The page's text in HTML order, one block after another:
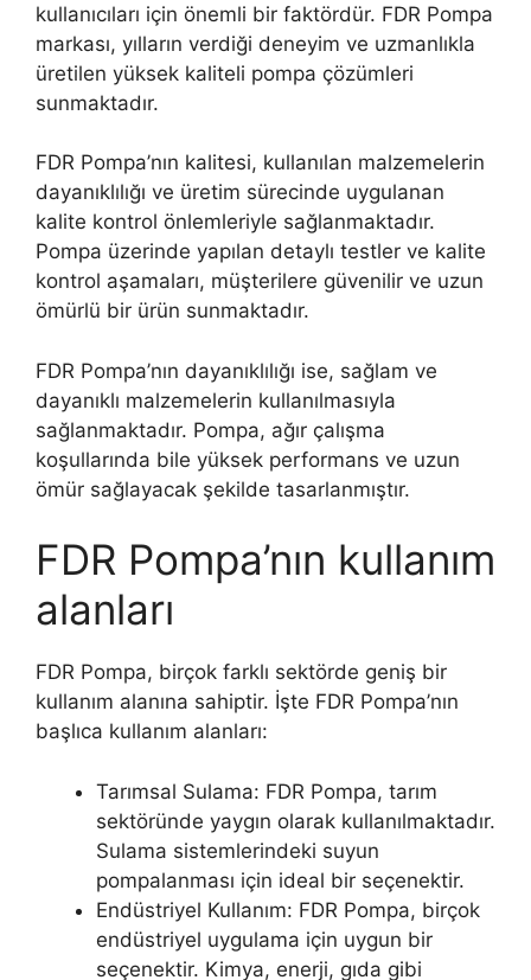
kullanıcıları için önemli bir faktördür. FDR Pompa
markası, yılların verdiği deneyim ve uzmanlıkla
üretilen yüksek kaliteli pompa çözümleri
sunmaktadır.
FDR Pompa’nın kalitesi, kullanılan malzemelerin
dayanıklılığı ve üretim sürecinde uygulanan
kalite kontrol önlemleriyle sağlanmaktadır.
Pompa üzerinde yapılan detaylı testler ve kalite
kontrol aşamaları, müşterilere güvenilir ve uzun
ömürlü bir ürün sunmaktadır.
FDR Pompa’nın dayanıklılığı ise, sağlam ve
dayanıklı malzemelerin kullanılmasıyla
sağlanmaktadır. Pompa, ağır çalışma
koşullarında bile yüksek performans ve uzun
ömür sağlayacak şekilde tasarlanmıştır.
FDR Pompa’nın kullanım
alanları
FDR Pompa, birçok farklı sektörde geniş bir
kullanım alanına sahiptir. İşte FDR Pompa’nın
başlıca kullanım alanları:
Tarımsal Sulama: FDR Pompa, tarım
sektöründe yaygın olarak kullanılmaktadır.
Sulama sistemlerindeki suyun
pompalanması için ideal bir seçenektir.
Endüstriyel Kullanım: FDR Pompa, birçok
endüstriyel uygulama için uygun bir
seçenektir. Kimya, enerji, gıda gibi